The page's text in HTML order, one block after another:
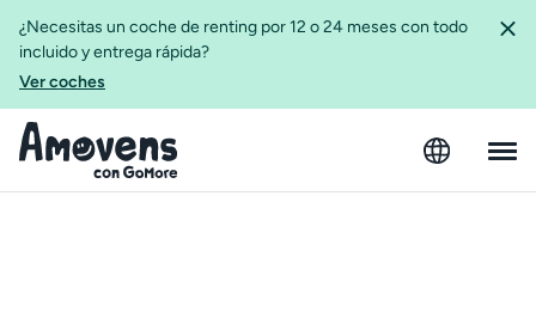
¿Necesitas un coche de renting por 12 o 24 meses con todo
incluido y entrega rápida?
Ver coches